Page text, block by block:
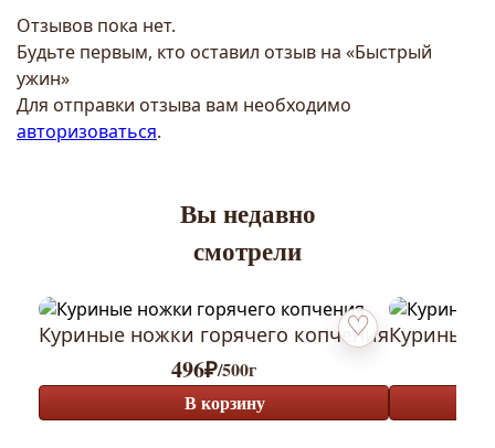
Отзывов пока нет.
Будьте первым, кто оставил отзыв на «Быстрый
ужин»
Для отправки отзыва вам необходимо
авторизоваться.
Вы недавно
смотрели
Добавить в
Куриные ножки горячего копчения
496₽/500г
В корзину
Куриные